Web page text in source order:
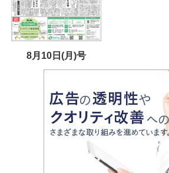
8月10日(月)号